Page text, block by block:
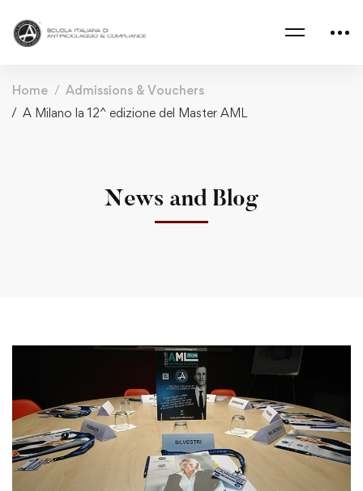
Home
Admissions & Vouchers
A Milano la 12^ edizione del Master AML
News and Blog